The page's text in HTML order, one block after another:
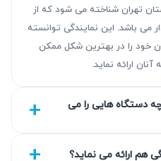
دستگاه بخور سرد در
سال تجربه در زمینه تعمیر لوازم خانگی دارد
روزه تضمین می‌شود و هر مرحله به صورت
تهران شناخته می شود که از
می باشد. این نمایندگی توانسته
خود را در بهترین شکل ممکن
ارائه نماید.
چه دستگاه هایی را می
هم ارائه می نماید؟